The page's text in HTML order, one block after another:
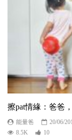
擦pat情緣：爸爸
能量爸
20/06/
8.5K
10